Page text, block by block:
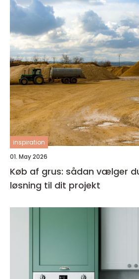
inspiration
01. May 2026
Køb af grus: sådan vælger
løsning til dit projekt